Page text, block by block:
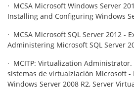
· MCSA Microsoft Windows Server
Installing and Configuring Windows
· MCSA Microsoft SQL Server 2012 -
Administering Microsoft SQL Server
· MCITP: Virtualization
sistemas de virtualziación Microsoft -
Windows Server 2008 R2, Server